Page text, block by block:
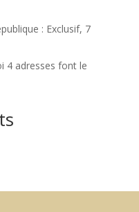
: Exclusif, 7
4 adresses font le